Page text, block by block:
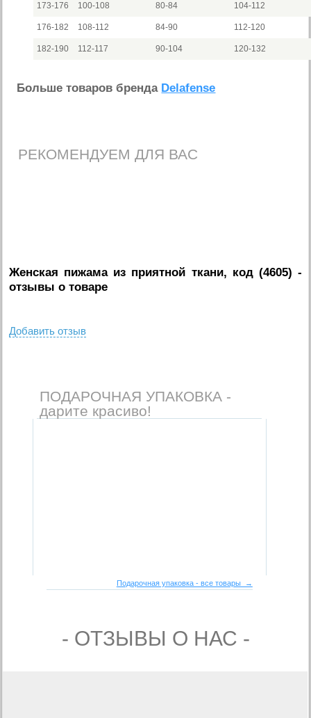
173-176 100-108 80-84 104-112
176-182 108-112 84-90 112-120
182-190 112-117 90-104 120-132
Больше товаров бренда Delafense
РЕКОМЕНДУЕМ ДЛЯ ВАС
Женская пижама из приятной ткани, код (4605) -
отзывы о товаре
Добавить отзыв
ПОДАРОЧНАЯ УПАКОВКА -
дарите красиво!
Подарочная упаковка - все товары →
- ОТЗЫВЫ О НАС -